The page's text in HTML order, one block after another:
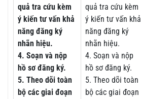
quả tra cứu kèm
ý kiến tư vấn khả
năng đăng ký
nhãn hiệu.
4. Soạn và nộp
hồ sơ đăng ký.
5. Theo dõi toàn
bộ các giai đoạn
quả tra cứu kèm
ý kiến tư vấn khả
năng đăng ký
nhãn hiệu.
4. Soạn và nộp
hồ sơ đăng ký.
5. Theo dõi toàn
bộ các giai đoạn